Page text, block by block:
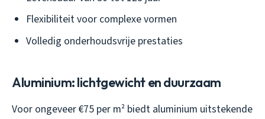
Flexibiliteit voor complexe vormen
Volledig onderhoudsvrije prestaties
Aluminium: lichtgewicht en duurzaam
Voor ongeveer €75 per m² biedt aluminium uitstekende